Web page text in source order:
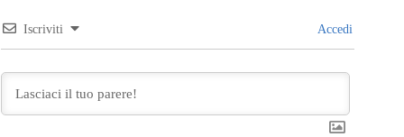
Iscriviti Accedi